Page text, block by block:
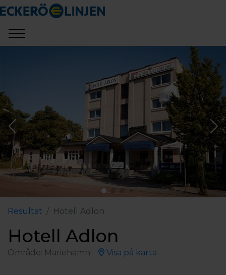
Resultat Hotell Adlon
Hotell Adlon
Område: Mariehamn Visa på karta